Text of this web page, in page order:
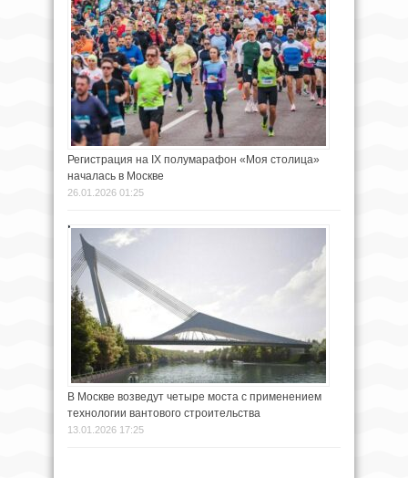
Регистрация на IX полумарафон «Моя столица»
началась в Москве
26.01.2026 01:25
В Москве возведут четыре моста с применением
технологии вантового строительства
13.01.2026 17:25